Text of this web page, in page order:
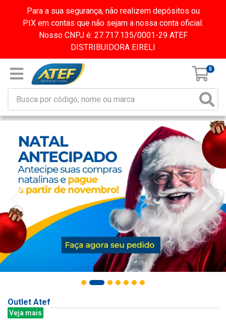
Para a sua segurança, não realizem depósitos ou
PIX em contas que não sejam a nossa conta oficial.
Nosso CNPJ é: 27.717.135/0001-29 ATEF
DISTRIBUIDORA EIRELI
0
Outlet Atef
Veja mais